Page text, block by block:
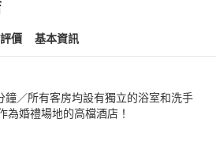
評價 基本資訊
鐘／所有客房均設有獨立的浴室和洗手
為婚禮場地的高檔酒店！